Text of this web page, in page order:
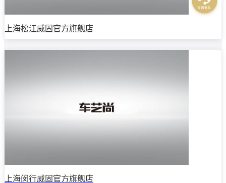
上海松江威固官方旗舰店
上海闵行威固官方旗舰店